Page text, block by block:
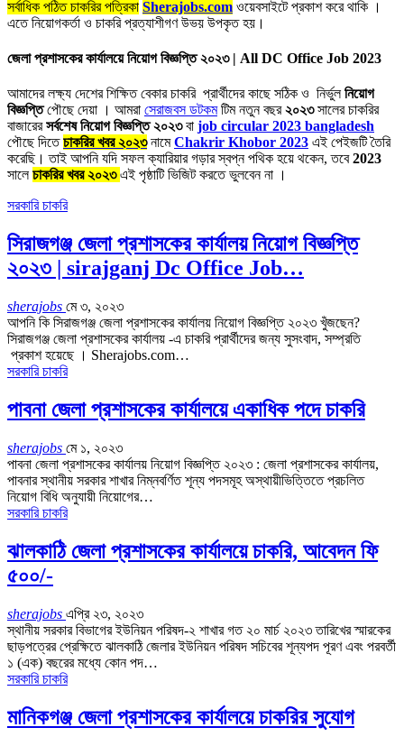
সর্বাধিক পঠিত চাকরির পত্রিকা Sherajobs.com ওয়েবসাইটে প্রকাশ করে থাকি ।
এতে নিয়োগকর্তা ও চাকরি প্রত্যাশীগণ উভয় উপকৃত হয়।
জেলা প্রশাসকের কার্যালয়ে নিয়োগ বিজ্ঞপ্তি ২০২৩ | All DC Office Job 2023
আমাদের লক্ষ্য দেশের শিক্ষিত বেকার চাকরি প্রার্থীদের কাছে সঠিক ও নির্ভুলনিয়োগ
বিজ্ঞপ্তিপৌছে দেয়া । আমরা সেরাজবস ডটকমটিম নতুন বছর২০২৩সালের চাকরির
বাজারেরসর্বশেষ নিয়োগ বিজ্ঞপ্তি ২০২৩বা job circular 2023 bangladesh
পৌছে দিতেচাকরির খবর ২০২৩নামেChakrir Khobor 2023 এই পেইজটি তৈরি
করেছি। তাই আপনি যদি সফল ক্যারিয়ার গড়ার স্বপ্ন পথিক হয়ে থকেন, তবে2023
সালেচাকরির খবর ২০২৩এই পৃষ্ঠাটি ভিজিট করতে ভুলবেন না ।
সরকারি চাকরি
সিরাজগঞ্জ জেলা প্রশাসকের কার্যালয় নিয়োগ বিজ্ঞপ্তি
২০২৩ | sirajganj Dc Office Job…
sherajobs মে ৩, ২০২৩
আপনি কি সিরাজগঞ্জ জেলা প্রশাসকের কার্যালয় নিয়োগ বিজ্ঞপ্তি ২০২৩ খুঁজছেন?
সিরাজগঞ্জ জেলা প্রশাসকের কার্যালয় -এ চাকরি প্রার্থীদের জন্য সুসংবাদ, সম্প্রতি
প্রকাশ হয়েছে । Sherajobs.com…
সরকারি চাকরি
পাবনা জেলা প্রশাসকের কার্যালয়ে একাধিক পদে চাকরি
sherajobs মে ১, ২০২৩
পাবনা জেলা প্রশাসকের কার্যালয় নিয়োগ বিজ্ঞপ্তি ২০২৩ : জেলা প্রশাসকের কার্যালয়,
পাবনার স্থানীয় সরকার শাখার নিম্নবর্ণিত শূন্য পদসমূহ অস্থায়ীভিত্তিতে প্রচলিত
নিয়োগ বিধি অনুযায়ী নিয়োগের…
সরকারি চাকরি
ঝালকাঠি জেলা প্রশাসকের কার্যালয়ে চাকরি, আবেদন ফি
৫০০/-
sherajobs এপ্রি ২৩, ২০২৩
স্থানীয় সরকার বিভাগের ইউনিয়ন পরিষদ-২ শাখার গত ২০ মার্চ ২০২৩ তারিখের স্মারকের
ছাড়পত্রের প্রেক্ষিতে ঝালকাঠি জেলার ইউনিয়ন পরিষদ সচিবের শূন্যপদ পূরণ এবং পরবর্তী
১ (এক) বছরের মধ্যে কোন পদ…
সরকারি চাকরি
মানিকগঞ্জ জেলা প্রশাসকের কার্যালয়ে চাকরির সুযোগ